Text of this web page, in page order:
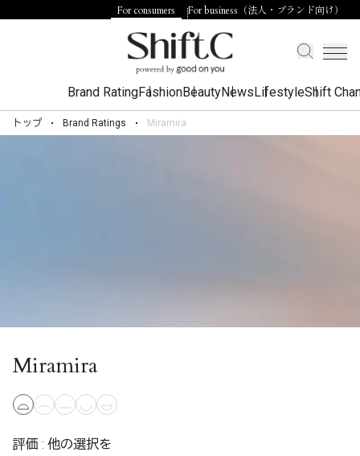
For consumers For business（法人・ブランド向け）
Brand RatingFashionBeautyNewsLifestyleShift
トップ Brand Ratings Miramira
Miramira
評価 : 他の選択を